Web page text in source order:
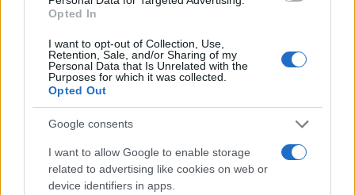
Opted In
I want to opt-out of Collection, Use,
Retention, Sale, and/or Sharing of my
Personal Data that Is Unrelated with the
Purposes for which it was collected.
Opted Out
Google consents
I want to allow Google to enable storage
related to advertising like cookies on web or
device identifiers in apps.
di comportamento dell’Università e alle norme di
all’immagine e alla reputazione dell’Università”.
Stando all’art. 33 dello Statuto, Bassani avrebbe
dovuto ricevere un capo di incolpazione nel quale
si doveva esplicitare, con precisione (“in maniera
circostanziata”) almeno la fonte della